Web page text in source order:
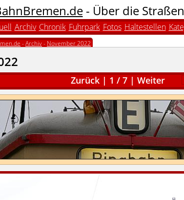
- Über die
Archiv Chronik Fuhrpark Fotos Haltestellen
-Archiv- November 2022
Zurück | 1 / 7 | Weiter